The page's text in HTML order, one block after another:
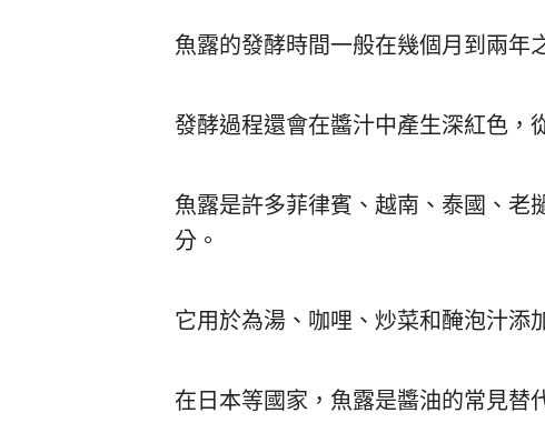
魚露的發酵時間一般在幾個月到兩年
發酵過程還會在醬汁中產生深紅色，
魚露是許多菲律賓、越南、泰國、老
分。
它用於為湯、咖哩、炒菜和醃泡汁添
在日本等國家，魚露是醬油的常見替